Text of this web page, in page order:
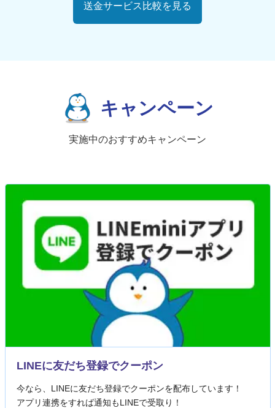
送金サービス比較を見る
キャンペーン
実施中のおすすめキャンペーン
LINEに友だち登録でクーポン
今なら、LINEに友だち登録でクーポンを配布しています！
アプリ連携をすれば通知もLINEで受取り！